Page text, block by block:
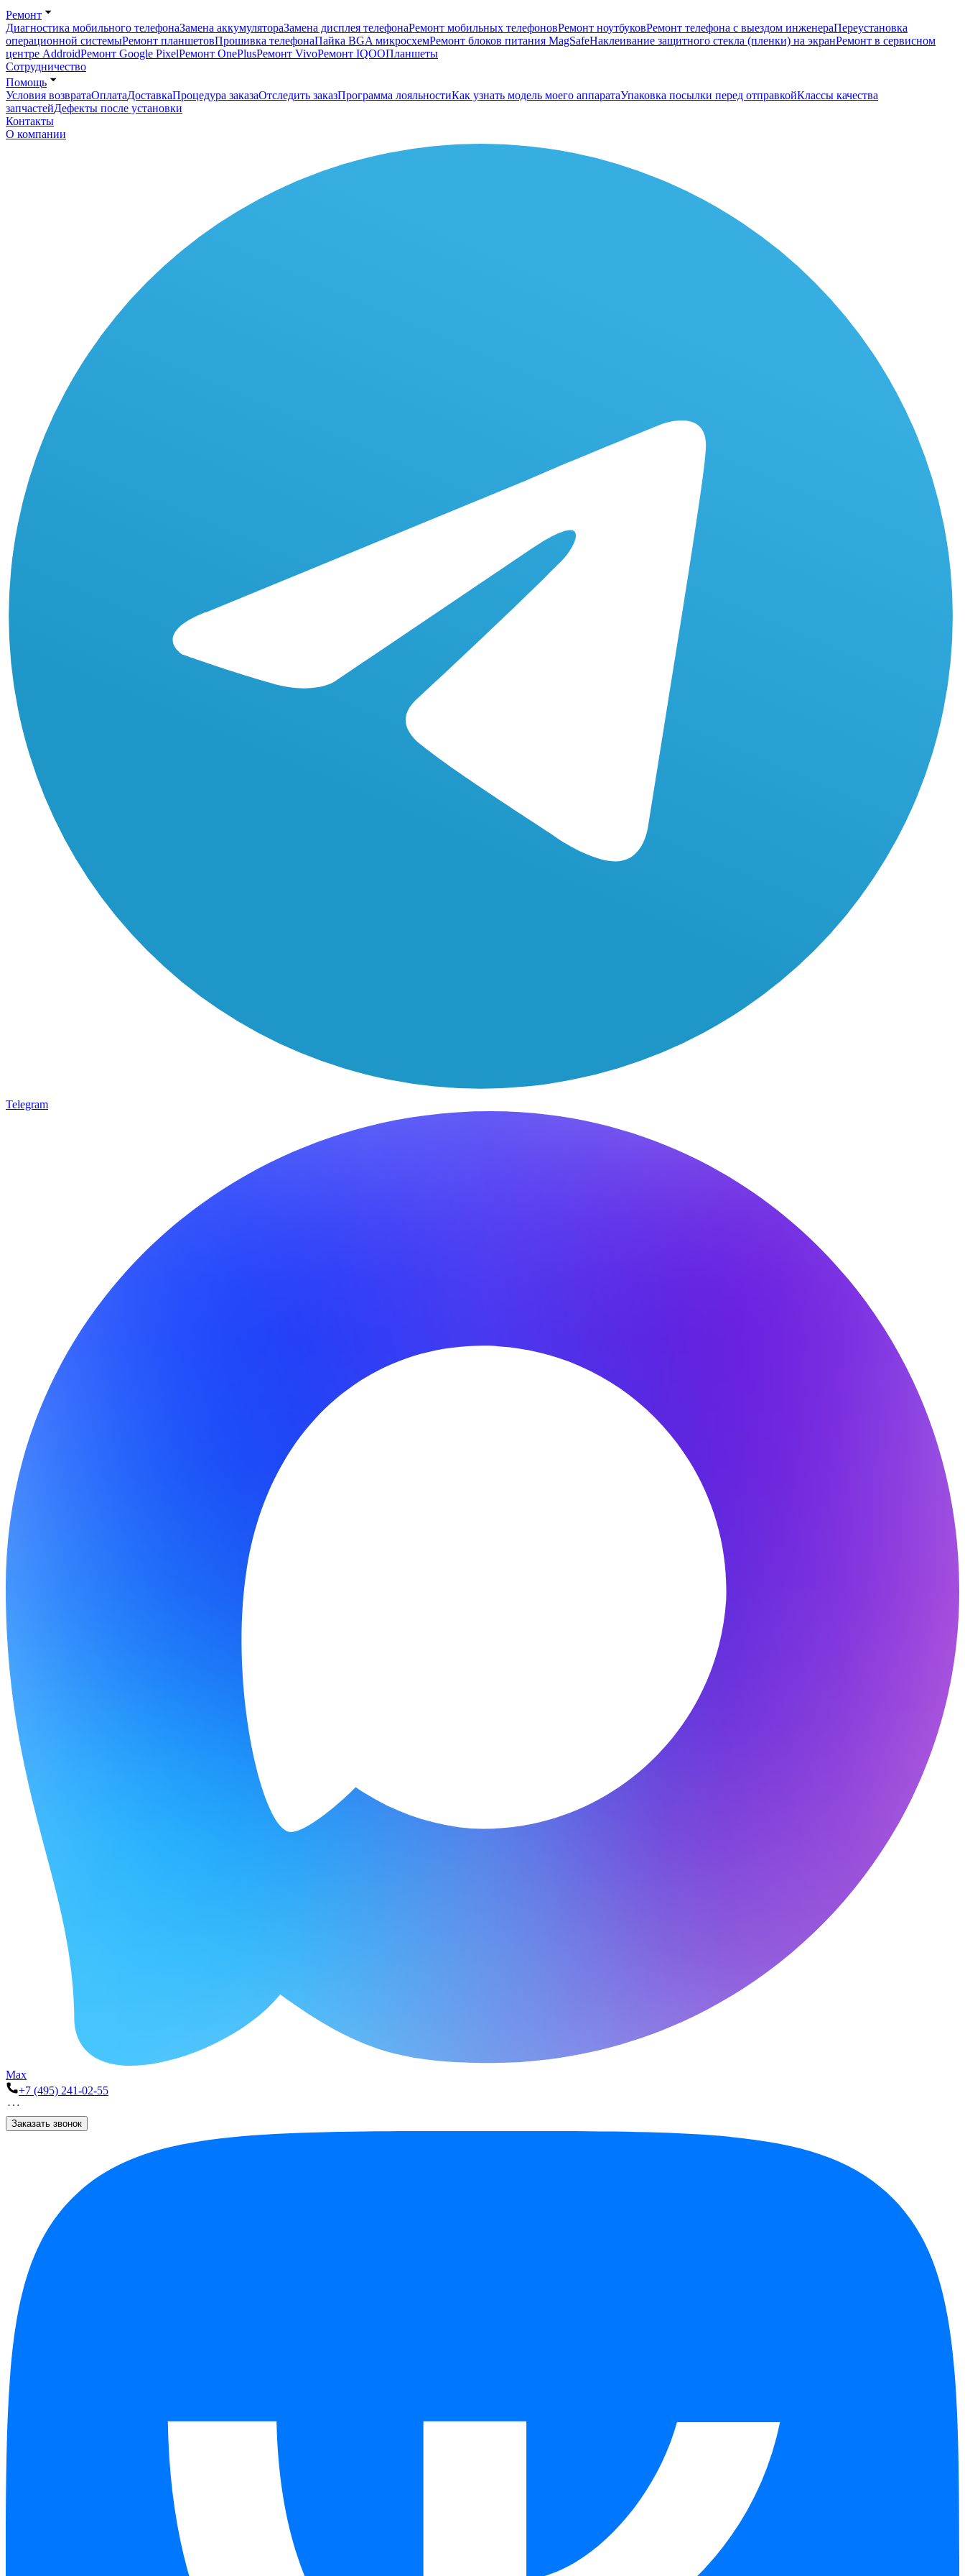
Ремонт
Диагностика мобильного телефонаЗамена аккумулятораЗамена дисплея телефонаРемонт мобильных телефоновРемонт ноутбуковРемонт телефона с выездом инженераПереустановка
операционной системыРемонт планшетовПрошивка телефонаПайка BGA микросхемРемонт блоков питания MagSafeНаклеивание защитного стекла (пленки) на экранРемонт в сервисном
центре AddroidРемонт Google PixelРемонт OnePlusРемонт VivoРемонт IQOOПланшеты
Сотрудничество
Помощь
Условия возвратаОплатаДоставкаПроцедура заказаОтследить заказПрограмма лояльностиКак узнать модель моего аппаратаУпаковка посылки перед отправкойКлассы качества
запчастейДефекты после установки
Контакты
О компании
Telegram
Max
+7 (495) 241-02-55
Заказать звонок